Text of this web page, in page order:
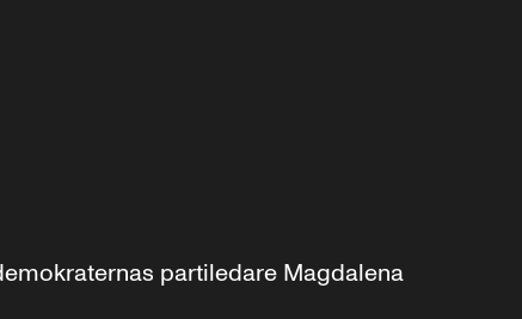
partiledare Magdalena